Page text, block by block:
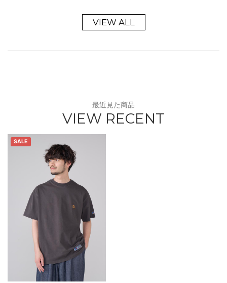
VIEW ALL
最近見た商品
VIEW RECENT
SALE